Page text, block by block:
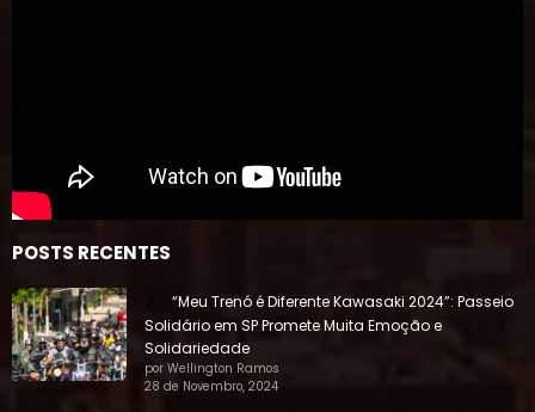
POSTS RECENTES
Solidário em SP Promete Muita Emoção e
por Wellington Ramos
28 de Novembro, 2024
“Motoboys do Brasil”: Homenagem aos Heróis
Anônimos das Ruas